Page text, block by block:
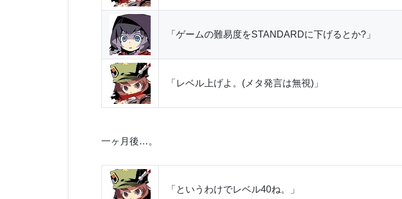
「ゲームの難易度をSTANDARDに下げるとか?」
「レベル上げよ。(メタ発言は無視)」
一ヶ月後…。
「というわけでレベル40ね。」